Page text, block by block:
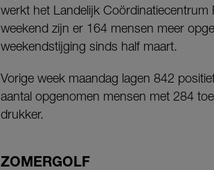
werkt het Landelijk Coördinatiecentrum
weekend zijn er 164 mensen meer
weekendstijging sinds half maart.
Vorige week maandag lagen 842
aantal opgenomen mensen met 284
drukker.
ZOMERGOLF